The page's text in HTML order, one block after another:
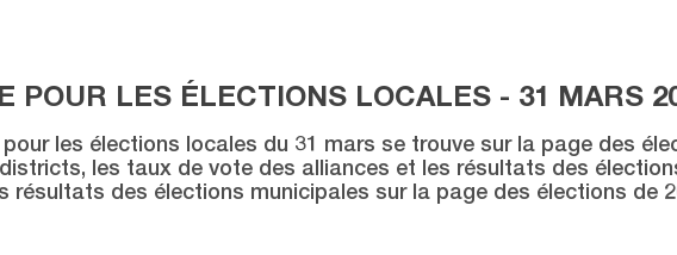
POUR LES ÉLECTIONS LOCALES - 31 MARS
les élections locales du 31 mars se trouve sur la page des
les taux de vote des alliances et les résultats des
résultats des élections municipales sur la page des élections de